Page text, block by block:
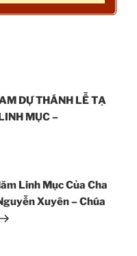
DỰ THÁNH LỄ TẠ
MỤC –
Linh Mục Của Cha
Xuyên – Chúa